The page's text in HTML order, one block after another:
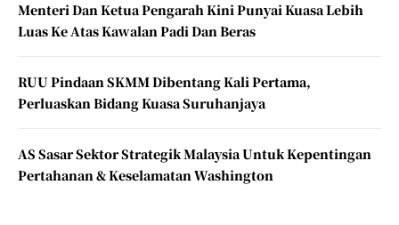
Menteri Dan Ketua Pengarah Kini Punyai Kuasa Lebih
Luas Ke Atas Kawalan Padi Dan Beras
RUU Pindaan SKMM Dibentang Kali Pertama,
Perluaskan Bidang Kuasa Suruhanjaya
AS Sasar Sektor Strategik Malaysia Untuk Kepentingan
Pertahanan & Keselamatan Washington